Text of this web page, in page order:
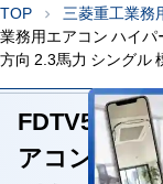
TOP chevron_right 三菱重工業務
業務用エアコン ハイ
方向 2.3馬力 シングル
アコン ハイ